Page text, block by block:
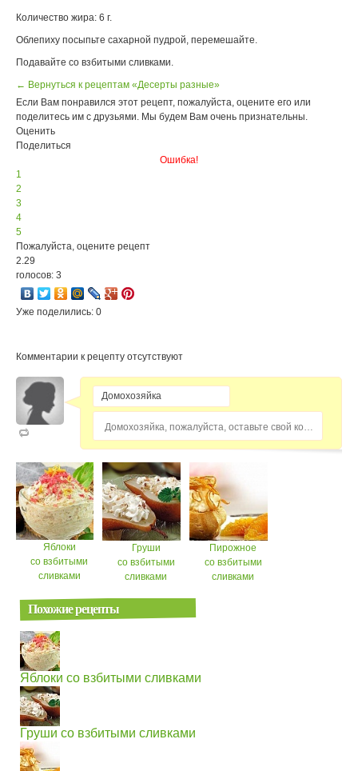
Количество жира: 6 г.
Облепиху посыпьте сахарной пудрой, перемешайте.
Подавайте со взбитыми сливками.
← Вернуться к рецептам «Десерты разные»
Если Вам понравился этот рецепт, пожалуйста, оцените его или
поделитесь им с друзьями. Мы будем Вам очень признательны.
Оценить
Поделиться
Ошибка!
1
2
3
4
5
Пожалуйста, оцените рецепт
2.29
голосов: 3
Уже поделились: 0
Комментарии к рецепту отсутствуют
Яблоки
со взбитыми
сливками
Груши
со взбитыми
сливками
Пирожное
со взбитыми
сливками
Похожие рецепты
Яблоки со взбитыми сливками
Груши со взбитыми сливками